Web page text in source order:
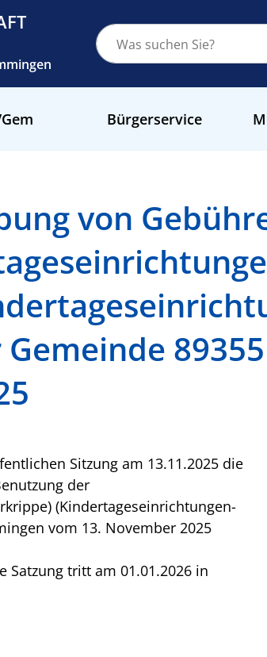
Bürgerservice
von
Sitzung am 13.11.2025 die
der
(Kindertageseinrichtungen-
vom 13. November 2025
Satzung tritt am 01.01.2026 in